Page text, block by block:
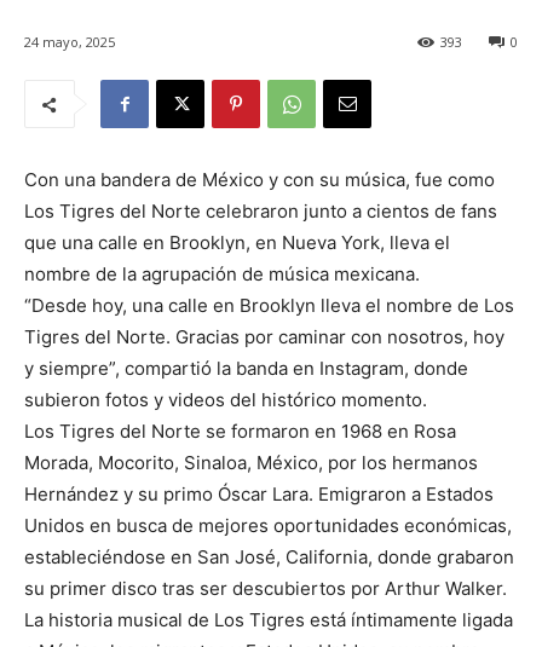
24 mayo, 2025 0
393
Con una bandera de México y con su música, fue como
Los Tigres del Norte celebraron junto a cientos de fans
que una calle en Brooklyn, en Nueva York, lleva el
nombre de la agrupación de música mexicana.
“Desde hoy, una calle en Brooklyn lleva el nombre de Los
Tigres del Norte. Gracias por caminar con nosotros, hoy
y siempre”, compartió la banda en Instagram, donde
subieron fotos y videos del histórico momento.
Los Tigres del Norte se formaron en 1968 en Rosa
Morada, Mocorito, Sinaloa, México, por los hermanos
Hernández y su primo Óscar Lara. Emigraron a Estados
Unidos en busca de mejores oportunidades económicas,
estableciéndose en San José, California, donde grabaron
su primer disco tras ser descubiertos por Arthur Walker.
La historia musical de Los Tigres está íntimamente ligada